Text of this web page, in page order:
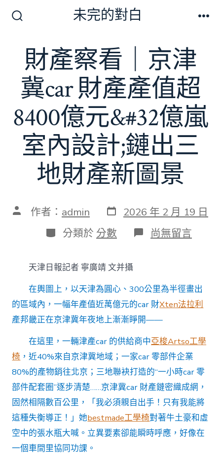
切
開
關
未完的對白
財產察看｜京津
冀car 財產產值超
8400億元&#32億嵐
室內設計;鏈出三
地財產新圖景
文 作者： admin 發
表
日
期
2026 年 2 月 19 日
分
類
分類於 分數 在
〈財
｜
京
津
冀
car
產
產
值
超
8400
億
元
&#32
億
嵐
室
尚無留言
天津日報記者 寧廣靖 文并攝
在輿圖上，以天津為圓心、300公里為半徑畫出
的區域內，一幅年產值近萬億元的car 財Xten法拉利
產邦畿正在京津冀年夜地上漸漸睜開——
在這里，一輛津產car 的供給商中亞梭Artso工學
椅 ，近40%來自京津冀地域；一家car 零部件企業
80%的產物銷往北京；三地聯袂打造的“一小時car 零
部件配套圈”逐步清楚……京津冀car 財產鏈密織成網，
固然相隔數百公里，「我必須親自出手！只有我能將
這種失衡導正！」她bestmade工學椅對著牛土豪和虛
空中的張水瓶大喊。立異要素卻能瞬時呼應，好像在
一個車間里協同功課。